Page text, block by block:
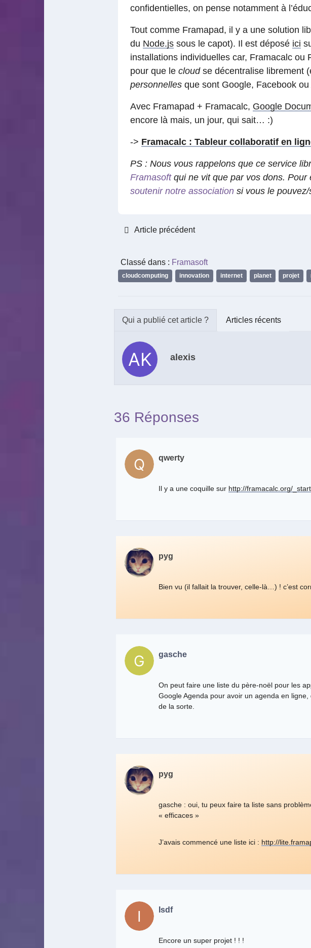
confidentielles, on pense notamment à
Tout comme Framapad, il y a une solution
du Node.jssous le capot). Il est déposé ici
installations individuelles car, Framacalc
pour que le cloudse décentralise librement
personnellesque sont Google, Facebook ou
Avec Framapad + Framacalc, Google
encore là mais, un jour, qui sait… :)
-> Framacalc : Tableur collaboratif en
PS : Nous vous rappelons que ce service
Framasoftqui ne vit que par vos dons. Pour
soutenir notre associationsi vous le pouvez/
Article précédent
Classé dans : Framasoft
cloudcomputing innovation internet planet projet
Articles récents
alexis
36 Réponses
qwerty
Il y a une coquille sur http://framacalc.org/_start
pyg
Bien vu (il fallait la trouver, celle-là…) ! c’est
gasche
On peut faire une liste du père-noël pour les
Google Agenda pour avoir un agenda en
de la sorte.
pyg
gasche : oui, tu peux faire ta liste sans
« efficaces »
J’avais commencé une liste ici : http://
Isdf
Encore un super projet ! ! !